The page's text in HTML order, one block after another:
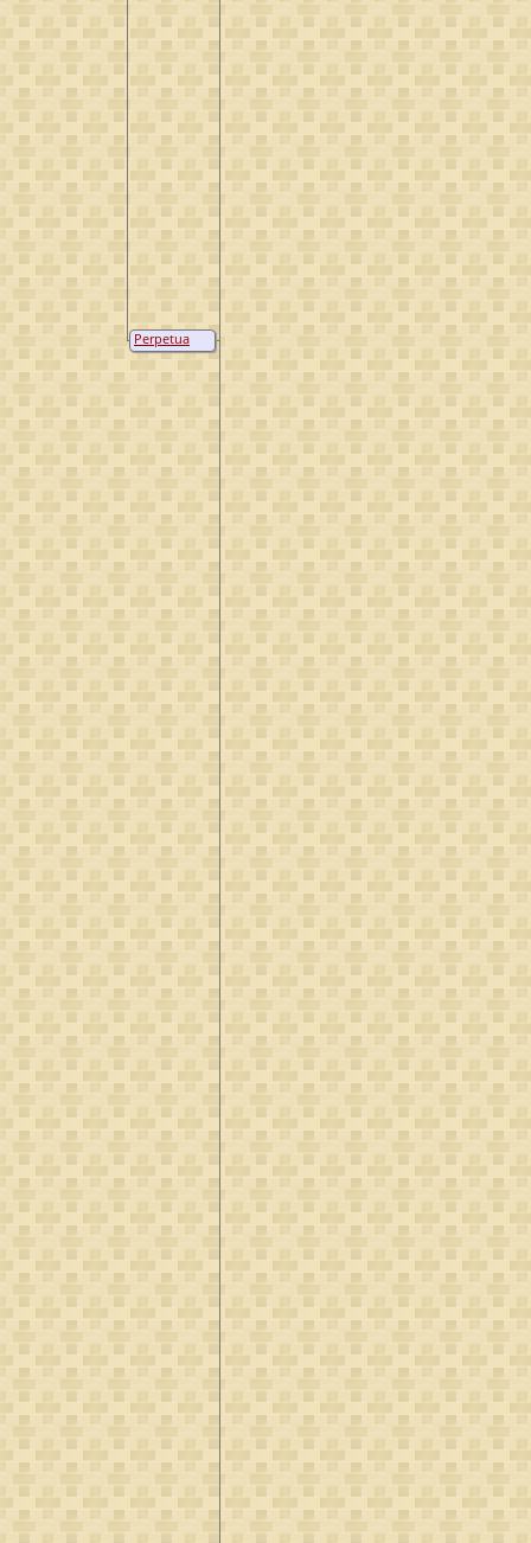
Perpetua
Stael von
Holstein